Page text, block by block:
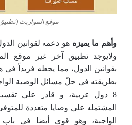
موقع المواريث
وأهم ما يميزه هو دعمه لقوانين
ولايوجد تطبيق آخر غير موقع
بقوانين الدول، مما يجعله فريداً فى
بطريقته فى حلّ مسائل الوصية
8 دول عربية، و قادر على
المشتمله على وصايا متعددة
الواجبة، وهو قوى أيضا فى باب